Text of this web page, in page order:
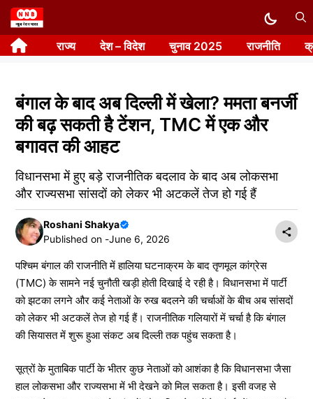
Skip
to
content राज्य देश – विदेश चुनाव 2025 राजनीति
बंगाल के बाद अब दिल्ली में खेला? ममता बनर्जी
की बढ़ सकती है टेंशन, TMC में एक और
बगावत की आहट
विधानसभा में हुए बड़े राजनीतिक बदलाव के बाद अब लोकसभा
और राज्यसभा सांसदों को लेकर भी अटकलें तेज हो गई हैं
Roshani Shakya
Published on -June 6, 2026
पश्चिम बंगाल की राजनीति में हालिया घटनाक्रम के बाद तृणमूल कांग्रेस
(TMC) के सामने नई चुनौती खड़ी होती दिखाई दे रही है। विधानसभा में पार्टी
को झटका लगने और कई नेताओं के रुख बदलने की चर्चाओं के बीच अब सांसदों
को लेकर भी अटकलें तेज हो गई हैं। राजनीतिक गलियारों में चर्चा है कि बंगाल
की सियासत में शुरू हुआ संकट अब दिल्ली तक पहुंच सकता है।
सूत्रों के मुताबिक पार्टी के भीतर कुछ नेताओं को आशंका है कि विधानसभा जैसा
हाल लोकसभा और राज्यसभा में भी देखने को मिल सकता है। इसी वजह से